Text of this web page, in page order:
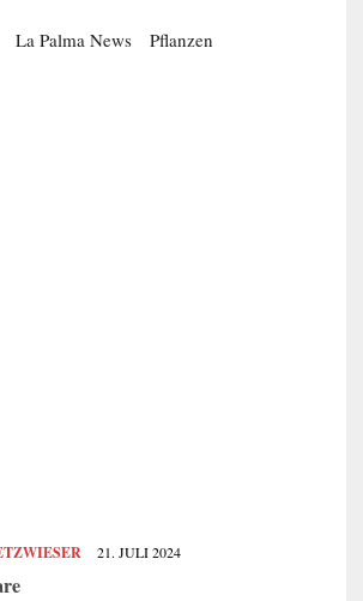
La Palma News Pflanzen
21. JULI 2024